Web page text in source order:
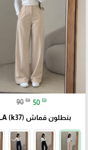
90 ₪ 50 ₪
بنطلون قماش ELA (k37)